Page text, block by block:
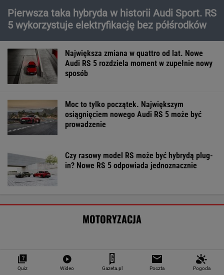
Pierwsza taka hybryda w historii Audi Sport. RS
5 wykorzystuje elektryfikację bez półśrodków
Największa zmiana w quattro od lat. Nowe
Audi RS 5 rozdziela moment w zupełnie nowy
sposób
Moc to tylko początek. Największym
osiągnięciem nowego Audi RS 5 może być
prowadzenie
Czy rasowy model RS może być hybrydą plug-
in? Nowe RS 5 odpowiada jednoznacznie
MOTORYZACJA
Quiz Wideo Gazeta.pl Poczta Pogoda